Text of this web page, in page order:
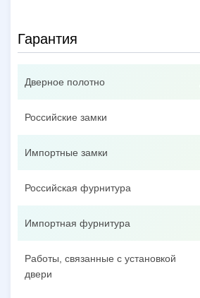
Гарантия
Дверное полотно
Российские замки
Импортные замки
Российская фурнитура
Импортная фурнитура
Работы, связанные с установкой
двери